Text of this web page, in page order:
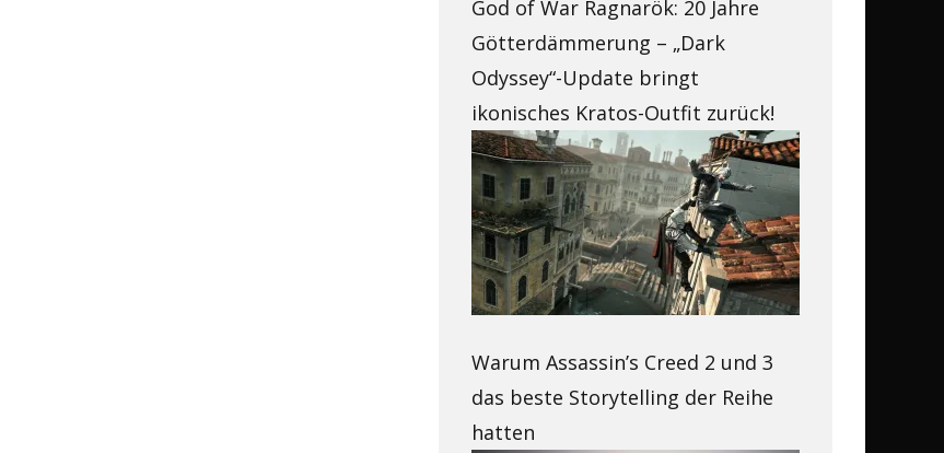
God of War Ragnarök: 20 Jahre
Götterdämmerung – „Dark
Odyssey“-Update bringt
ikonisches Kratos-Outfit zurück!
Warum Assassin’s Creed 2 und 3
das beste Storytelling der Reihe
hatten